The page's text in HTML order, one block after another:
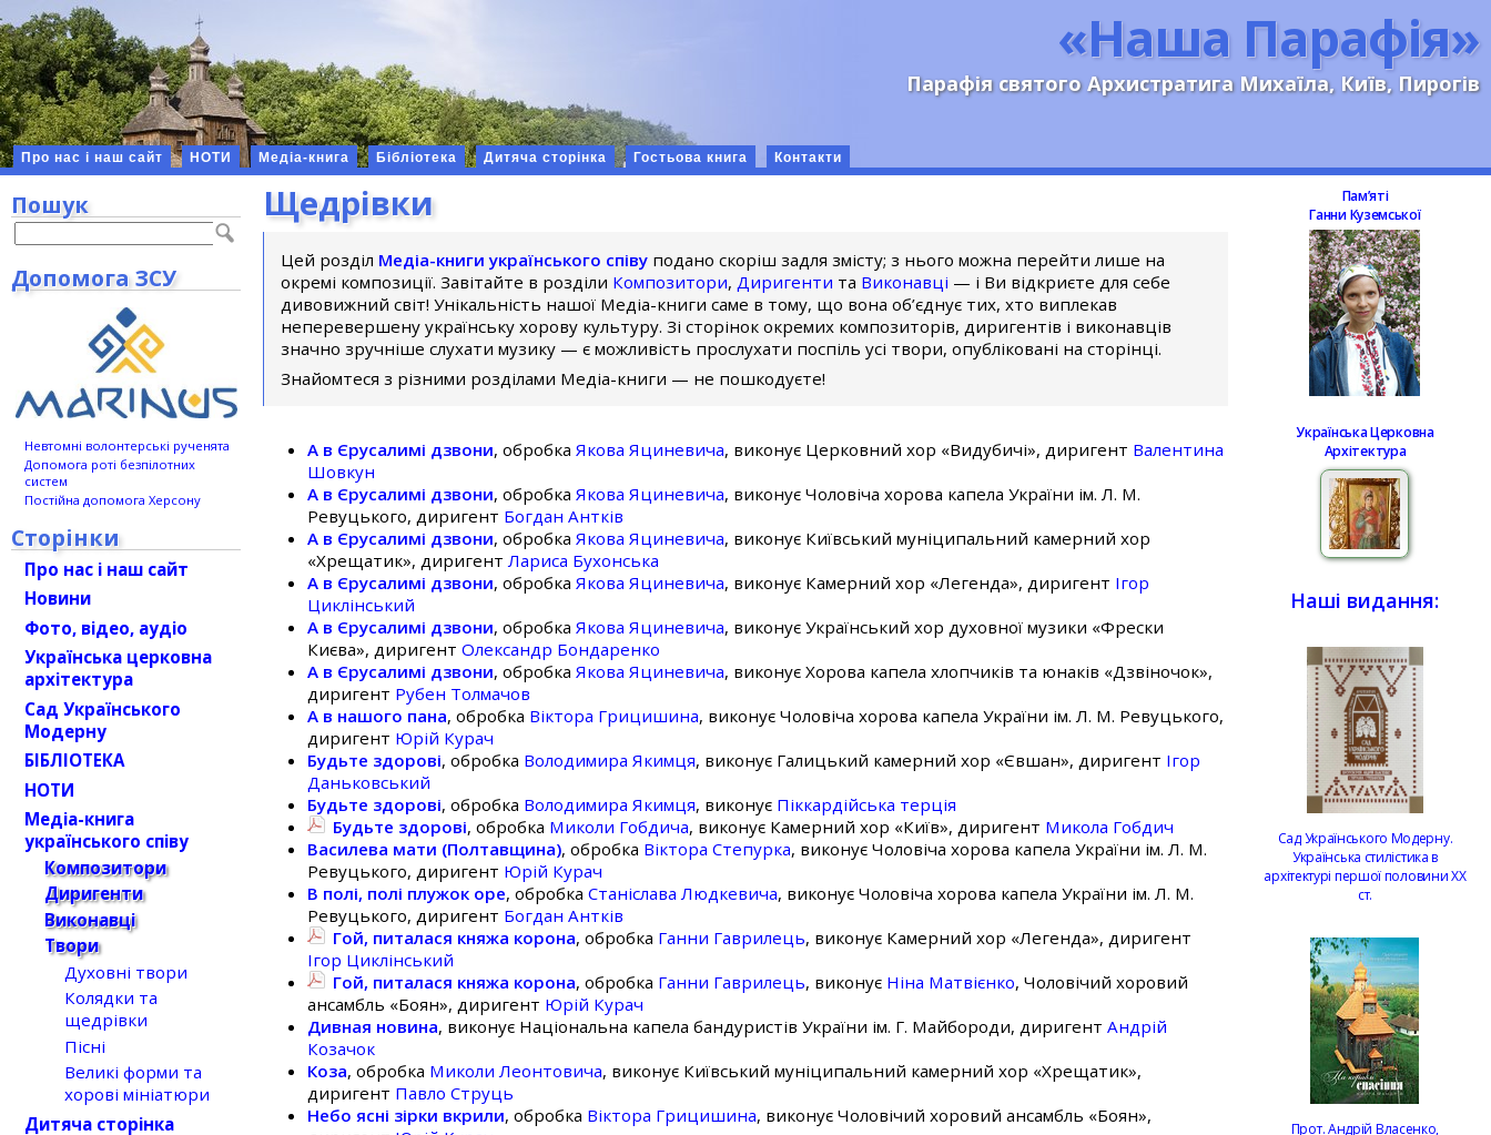
«Наша Парафія»
Парафія святого Архистратига Михаїла, Київ, Пирогів
Про нас і наш сайт НОТИ Медіа-книга Бібліотека Дитяча сторінка Гостьова книга Контакти
Щедрівки
Цей розділ Медіа-книги українського співу подано скоріш задля змісту; з нього можна перейти лише на
окремі композиції. Завітайте в розділи Композитори,Диригенти та Виконавці — і Ви відкриєте для себе
дивовижний світ! Унікальність нашої Медіа-книги саме в тому, що вона об’єднує тих, хто виплекав
неперевершену українську хорову культуру. Зі сторінок окремих композиторів, диригентів і виконавців
значно зручніше слухати музику — є можливість прослухати поспіль усі твори, опубліковані на сторінці.
Знайомтеся з різними розділами Медіа-книги — не пошкодуєте!
А в Єрусалимі дзвони, обробкаЯкова Яциневича, виконує Церковний хор «Видубичі», диригент Валентина
Шовкун
А в Єрусалимі дзвони, обробкаЯкова Яциневича, виконує Чоловіча хорова капела України ім. Л. М.
Ревуцького, диригент Богдан Антків
А в Єрусалимі дзвони, обробкаЯкова Яциневича, виконує Київський муніципальний камерний хор
«Хрещатик», диригентЛариса Бухонська
А в Єрусалимі дзвони, обробкаЯкова Яциневича, виконує Камерний хор «Легенда», диригент Ігор
Циклінський
А в Єрусалимі дзвони, обробкаЯкова Яциневича, виконує Український хор духовної музики «Фрески
Києва», диригентОлександр Бондаренко
А в Єрусалимі дзвони, обробкаЯкова Яциневича, виконує Хорова капела хлопчиків та юнаків «Дзвіночок»,
диригент Рубен Толмачов
А в нашого пана, обробка Віктора Грицишина, виконує Чоловіча хорова капела України ім. Л. М. Ревуцького,
диригент Юрій Курач
Будьте здорові, обробка Володимира Якимця, виконує Галицький камерний хор «Євшан», диригент Ігор
Даньковський
Будьте здорові, обробка Володимира Якимця, виконує Піккардійська терція
Будьте здорові, обробка Миколи Гобдича, виконує Камерний хор «Київ», диригент Микола Гобдич
Василева мати (Полтавщина), обробка Віктора Степурка, виконує Чоловіча хорова капела України ім. Л. М.
Ревуцького, диригент Юрій Курач
В полі, полі плужок оре, обробкаСтаніслава Людкевича, виконує Чоловіча хорова капела України ім. Л. М.
Ревуцького, диригент Богдан Антків
Гой, питалася княжа корона, обробка Ганни Гаврилець, виконує Камерний хор «Легенда», диригент
Ігор Циклінський
Гой, питалася княжа корона, обробка Ганни Гаврилець, виконує Ніна Матвієнко, Чоловічий хоровий
ансамбль «Боян», диригент Юрій Курач
Дивная новина, виконує Національна капела бандуристів України ім. Г. Майбороди, диригентАндрій
Козачок
Коза, обробка Миколи Леонтовича, виконує Київський муніципальний камерний хор «Хрещатик»,
диригент Павло Струць
Небо ясні зірки вкрили, обробка Віктора Грицишина, виконує Чоловічий хоровий ансамбль «Боян»,
Пошук
Допомога ЗСУ
Невтомні волонтерські рученята
Допомога роті безпілотних
систем
Постійна допомога Херсону
Сторінки
Про нас і наш сайт
Новини
Фото, відео, аудіо
Українська церковна
архітектура
Сад Українського
Модерну
БІБЛІОТЕКА
НОТИ
Медіа-книга
українського співу
Композитори
Диригенти
Виконавці
Твори
Духовні твори
Колядки та
щедрівки
Пісні
Великі форми та
хорові мініатюри
Дитяча сторінка
Памʼяті
Ганни Куземської
Українська Церковна
Архітектура
Наші видання:
Сад Українського Модерну.
Українська стилістика в
архітектурі першої половини ХХ
ст.
Прот. Андрій Власенко,